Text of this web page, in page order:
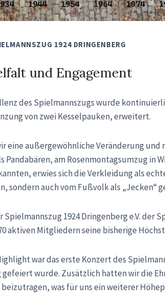
1924 DRINGENBERG
und Engagement
des Spielmannszugs wurde
von zwei Kesselpauken, erweitert.
eine außergewöhnliche Veränderung
Pandabären, am Rosenmontagsumzug in
erwies sich die Verkleidung als
sondern auch vom Fußvolk als „Jecken“
1924 Dringenberg e.V. der
aktiven Mitgliedern seine bisherige
war das erste Konzert des
wurde. Zusätzlich hatten wir die
was für uns ein weiterer